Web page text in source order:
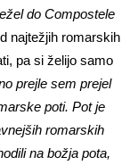
do Compostele
najtežjih romarskih
pa si želijo samo
prejle sem prejel
poti. Pot je
romarskih
na božja pota,